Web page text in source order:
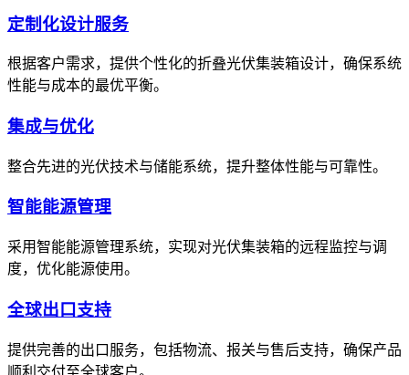
定制化设计服务
根据客户需求，提供个性化的折叠光伏集装箱设计，确保系统
性能与成本的最优平衡。
集成与优化
整合先进的光伏技术与储能系统，提升整体性能与可靠性。
智能能源管理
采用智能能源管理系统，实现对光伏集装箱的远程监控与调
度，优化能源使用。
全球出口支持
提供完善的出口服务，包括物流、报关与售后支持，确保产品
顺利交付至全球客户。